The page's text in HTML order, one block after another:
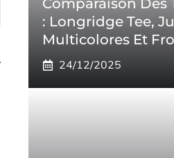
Comparaison Des
: Longridge Tee,
Multicolores Et
24/12/2025